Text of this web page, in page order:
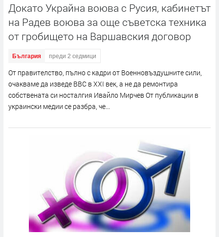
Докато Украйна воюва с Русия, кабинетът
на Радев воюва за още съветска техника
от гробището на Варшавския договор
България преди 2 седмици
От правителство, пълно с кадри от Военновъздушните сили,
очакваме да изведе ВВС в XXI век, а не да ремонтира
собствената си носталгия Ивайло Мирчев От публикации в
украински медии се разбра, че...